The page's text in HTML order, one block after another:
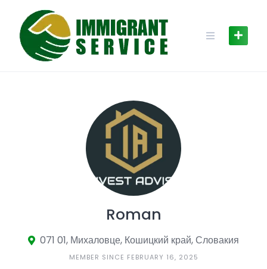
content
Roman
071 01, Михаловце, Кошицкий край, Словакия
MEMBER SINCE FEBRUARY 16, 2025